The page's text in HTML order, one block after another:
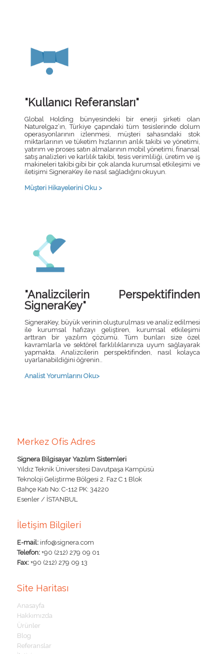
"Kullanıcı Referansları"
Global Holding bünyesindeki bir enerji şirketi olan
Naturelgaz’ın, Türkiye çapındaki tüm tesislerinde dolum
operasyonlarının izlenmesi, müşteri sahasındaki stok
miktarlarının ve tüketim hızlarının anlık takibi ve yönetimi,
yatırım ve proses satın almalarının mobil yönetimi, finansal
satış analizleri ve karlılık takibi, tesis verimliliği, üretim ve iş
makineleri takibi gibi bir çok alanda kurumsal etkileşimi ve
iletişimi SigneraKey ile nasıl sağladığını okuyun.
Müşteri Hikayelerini Oku >
"Analizcilerin Perspektifinden
SigneraKey"
SigneraKey, büyük verinin oluşturulması ve analiz edilmesi
ile kurumsal hafızayı geliştiren, kurumsal etkileşimi
arttıran bir yazılım çözümü. Tüm bunları size özel
kavramlarla ve sektörel farklılıklarınıza uyum sağlayarak
yapmakta. Analizcilerin perspektifinden, nasıl kolayca
uyarlanabildiğini öğrenin..
Analist Yorumlarını Oku>
Merkez Ofis Adres
Signera Bilgisayar Yazılım Sistemleri
Yıldız Teknik Üniversitesi Davutpaşa Kampüsü
Teknoloji Geliştirme Bölgesi 2. Faz C 1 Blok
Bahçe Katı No: C-112 PK: 34220
Esenler / İSTANBUL
İletişim Bilgileri
E-mail:info@signera.com
Telefon:+90 (212) 279 09 01
Fax:+90 (212) 279 09 13
Site Haritası
Anasayfa
Hakkımızda
Ürünler
Blog
Referanslar